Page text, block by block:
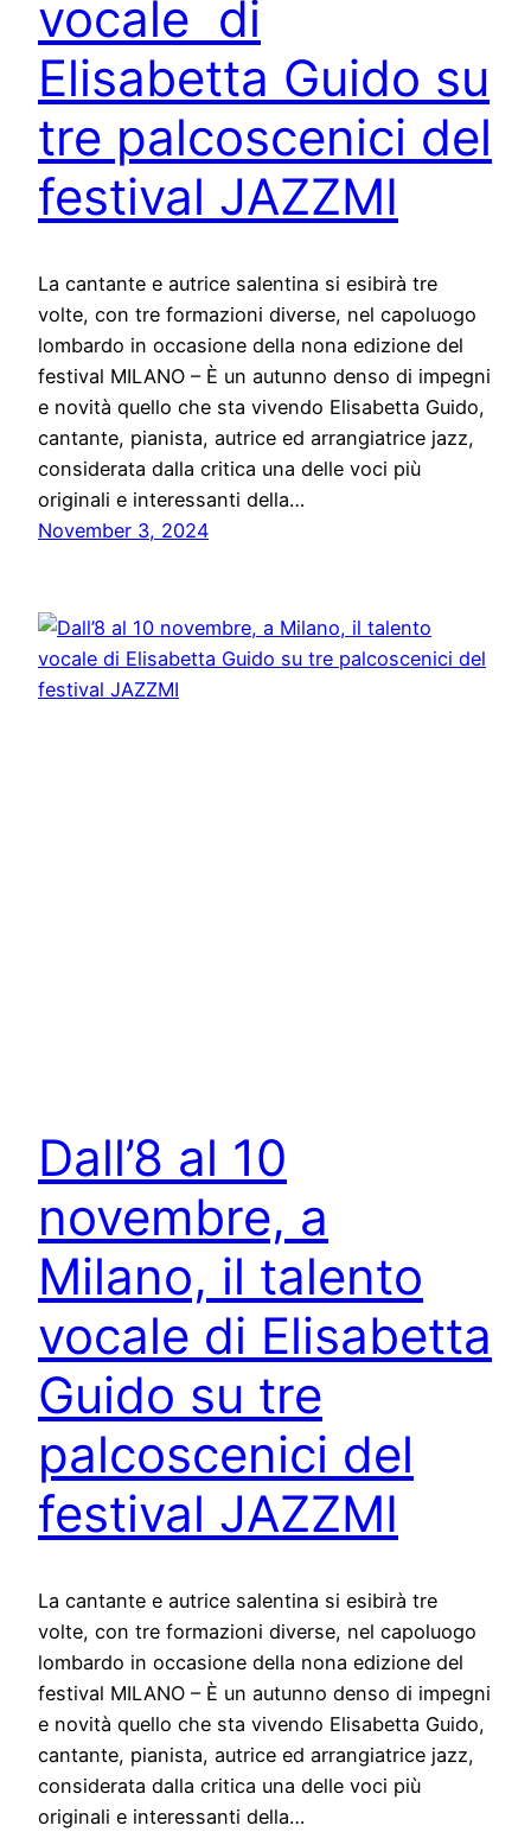
vocale di
Elisabetta Guido su
tre palcoscenici del
festival JAZZMI
La cantante e autrice salentina si esibirà tre
volte, con tre formazioni diverse, nel capoluogo
lombardo in occasione della nona edizione del
festival MILANO – È un autunno denso di impegni
e novità quello che sta vivendo Elisabetta Guido,
cantante, pianista, autrice ed arrangiatrice jazz,
considerata dalla critica una delle voci più
originali e interessanti della…
November 3, 2024
Dall’8 al 10
novembre, a
Milano, il talento
vocale di Elisabetta
Guido su tre
palcoscenici del
festival JAZZMI
La cantante e autrice salentina si esibirà tre
volte, con tre formazioni diverse, nel capoluogo
lombardo in occasione della nona edizione del
festival MILANO – È un autunno denso di impegni
e novità quello che sta vivendo Elisabetta Guido,
cantante, pianista, autrice ed arrangiatrice jazz,
considerata dalla critica una delle voci più
originali e interessanti della…